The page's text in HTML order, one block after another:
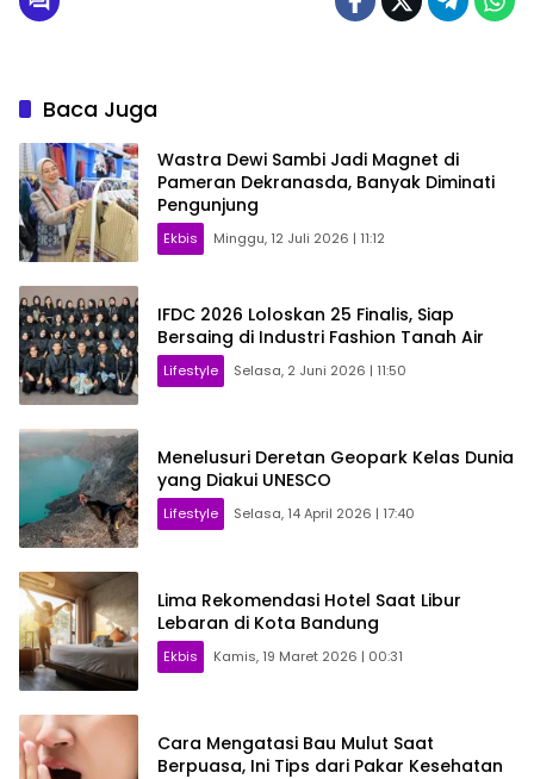
Baca Juga
Wastra Dewi Sambi Jadi Magnet di
Pameran Dekranasda, Banyak Diminati
Pengunjung
Ekbis Minggu, 12 Juli 2026 | 11:12
IFDC 2026 Loloskan 25 Finalis, Siap
Bersaing di Industri Fashion Tanah Air
Lifestyle Selasa, 2 Juni 2026 | 11:50
Menelusuri Deretan Geopark Kelas Dunia
yang Diakui UNESCO
Lifestyle Selasa, 14 April 2026 | 17:40
Lima Rekomendasi Hotel Saat Libur
Lebaran di Kota Bandung
Ekbis Kamis, 19 Maret 2026 | 00:31
Cara Mengatasi Bau Mulut Saat
Berpuasa, Ini Tips dari Pakar Kesehatan